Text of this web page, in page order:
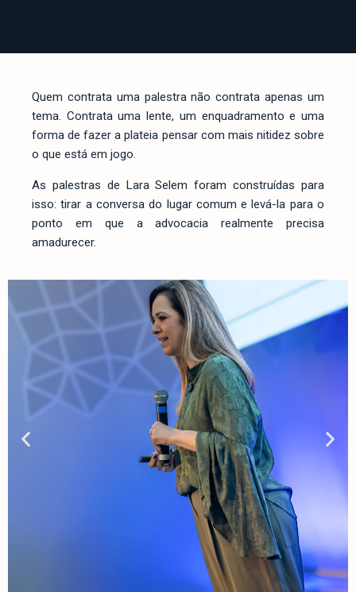
Quem contrata uma palestra não contrata apenas um
tema. Contrata uma lente, um enquadramento e uma
forma de fazer a plateia pensar com mais nitidez sobre
o que está em jogo.
As palestras de Lara Selem foram construídas para
isso: tirar a conversa do lugar comum e levá-la para o
ponto em que a advocacia realmente precisa
amadurecer.